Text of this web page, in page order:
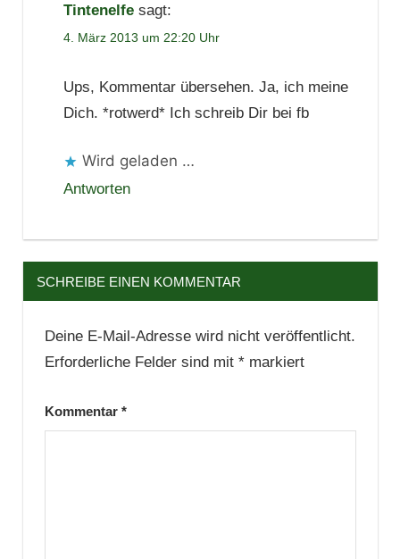
Tintenelfe sagt:
4. März 2013 um 22:20 Uhr
Ups, Kommentar übersehen. Ja, ich meine
Dich. *rotwerd* Ich schreib Dir bei fb
Wird geladen …
Antworten
SCHREIBE EINEN KOMMENTAR
Deine E-Mail-Adresse wird nicht veröffentlicht.
Erforderliche Felder sind mit *markiert
Kommentar *